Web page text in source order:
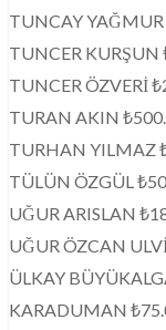
TUNCAY
TUNCER KURŞUN
TUNCER ÖZVERİ
TURAN AKIN
TURHAN YILMAZ
TÜLÜN ÖZGÜL
UĞUR ARISLAN
UĞUR ÖZCAN
ÜLKAY
KARADUMAN